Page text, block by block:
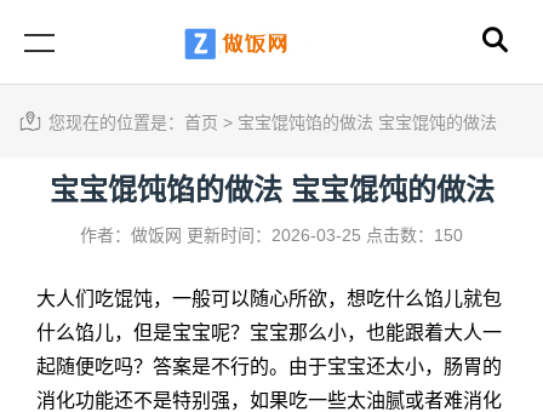
您现在的位置是： 首页 > 宝宝馄饨馅的做法 宝宝馄饨的做法
宝宝馄饨馅的做法 宝宝馄饨的做法
作者：做饭网 更新时间：2026-03-25 点击数：150
大人们吃馄饨，一般可以随心所欲，想吃什么馅儿就包
什么馅儿，但是宝宝呢？宝宝那么小，也能跟着大人一
起随便吃吗？答案是不行的。由于宝宝还太小，肠胃的
消化功能还不是特别强，如果吃一些太油腻或者难消化